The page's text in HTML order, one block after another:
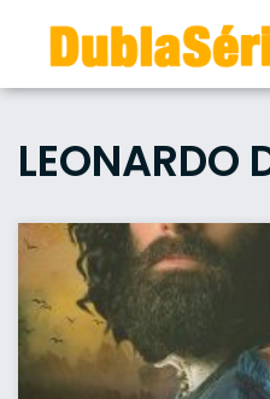
content
LEONARDO